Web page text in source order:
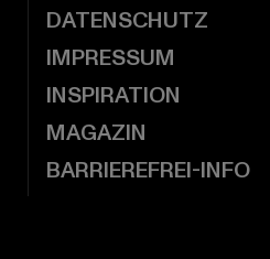
DATENSCHUTZ
IMPRESSUM
INSPIRATION
MAGAZIN
BARRIEREFREI-INFO